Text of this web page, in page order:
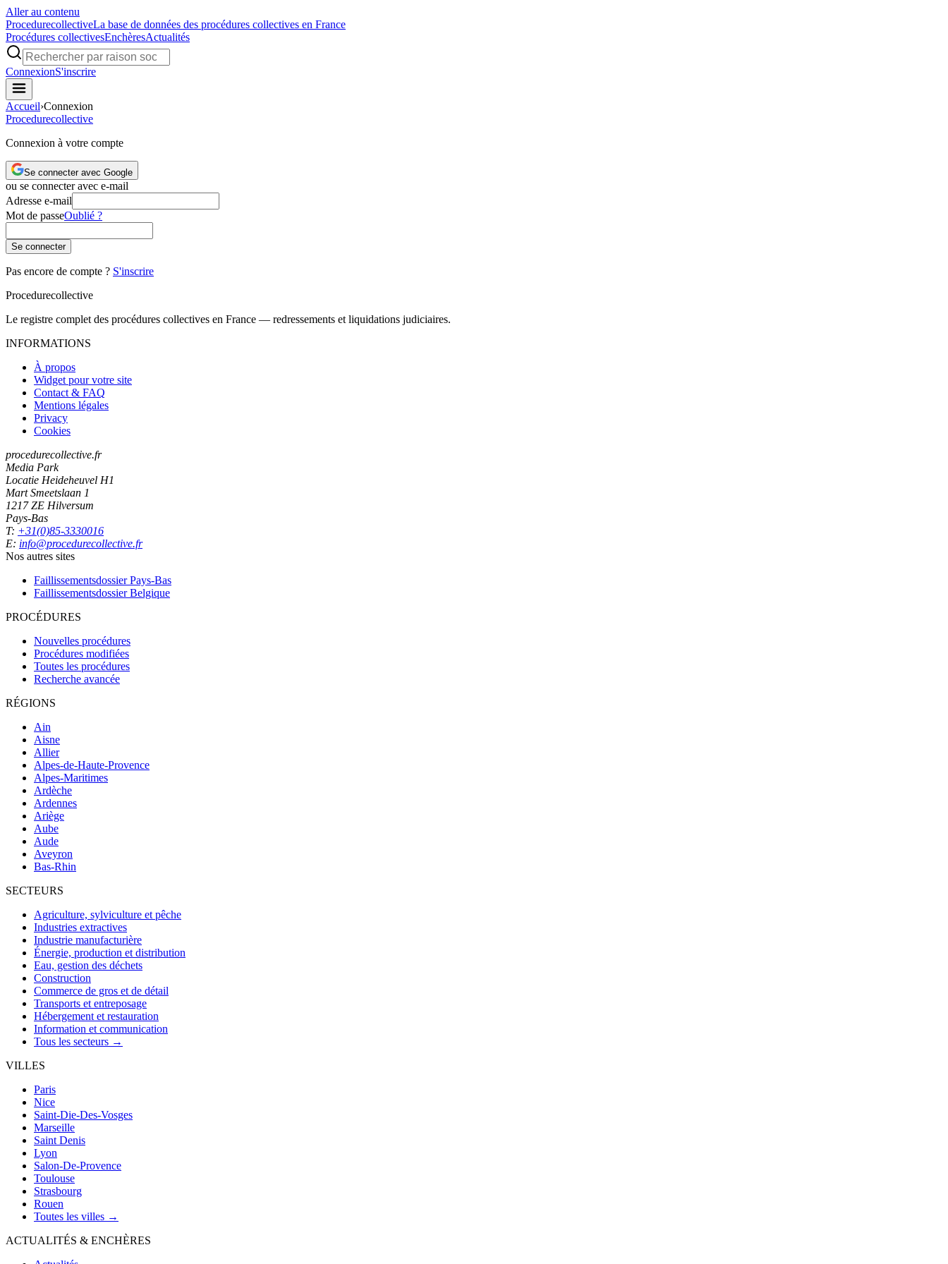
Aller au contenu
ProcedurecollectiveLa base de données des procédures collectives en France
Procédures collectivesEnchèresActualités
ConnexionS'inscrire
Accueil›Connexion
Procedurecollective
Connexion à votre compte
Se connecter avec Google
ou se connecter avec e-mail
Adresse e-mail
Mot de passeOublié ?
Se connecter
Pas encore de compte ? S'inscrire
Procedurecollective
Le registre complet des procédures collectives en France — redressements et liquidations judiciaires.
INFORMATIONS
À propos
Widget pour votre site
Contact & FAQ
Mentions légales
Privacy
Cookies
procedurecollective.fr
Media Park
Locatie Heideheuvel H1
Mart Smeetslaan 1
1217 ZE Hilversum
Pays-Bas
T: +31(0)85-3330016
E: info@procedurecollective.fr
Nos autres sites
Faillissementsdossier Pays-Bas
Faillissementsdossier Belgique
PROCÉDURES
Nouvelles procédures
Procédures modifiées
Toutes les procédures
Recherche avancée
RÉGIONS
Ain
Aisne
Allier
Alpes-de-Haute-Provence
Alpes-Maritimes
Ardèche
Ardennes
Ariège
Aube
Aude
Aveyron
Bas-Rhin
SECTEURS
Agriculture, sylviculture et pêche
Industries extractives
Industrie manufacturière
Énergie, production et distribution
Eau, gestion des déchets
Construction
Commerce de gros et de détail
Transports et entreposage
Hébergement et restauration
Information et communication
Tous les secteurs →
VILLES
Paris
Nice
Saint-Die-Des-Vosges
Marseille
Saint Denis
Lyon
Salon-De-Provence
Toulouse
Strasbourg
Rouen
Toutes les villes →
ACTUALITÉS & ENCHÈRES